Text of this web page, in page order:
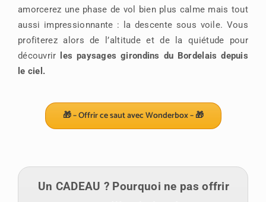
amorcerez une phase de vol bien plus calme mais tout
aussi impressionnante : la descente sous voile. Vous
profiterez alors de l’altitude et de la quiétude pour
découvrir
les paysages girondins du Bordelais depuis
le ciel.
🎁 – Offrir ce saut avec Wonderbox – 🎁
Un CADEAU ? Pourquoi ne pas offrir